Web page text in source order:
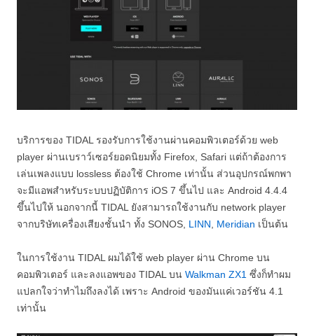
บริการของ TIDAL รองรับการใช้งานผ่านคอมพิวเตอร์ด้วย web
player ผ่านเบราว์เซอร์ยอดนิยมทั้ง Firefox, Safari แต่ถ้าต้องการ
เล่นเพลงแบบ lossless ต้องใช้ Chrome เท่านั้น ส่วนอุปกรณ์พกพา
จะมีแอพสำหรับระบบปฏิบัติการ iOS 7 ขึ้นไป และ Android 4.4.4
ขึ้นไปให้ นอกจากนี้ TIDAL ยังสามารถใช้งานกับ network player
จากบริษัทเครื่องเสียงชั้นนำ ทั้ง SONOS, LINN, Meridian เป็นต้น
ในการใช้งาน TIDAL ผมได้ใช้ web player ผ่าน Chrome บน
คอมพิวเตอร์ และลงแอพของ TIDAL บน Walkman ZX1 ซึ่งก็ทำผม
แปลกใจว่าทำไมถึงลงได้ เพราะ Android ของมันแค่เวอร์ชัน 4.1
เท่านั้น